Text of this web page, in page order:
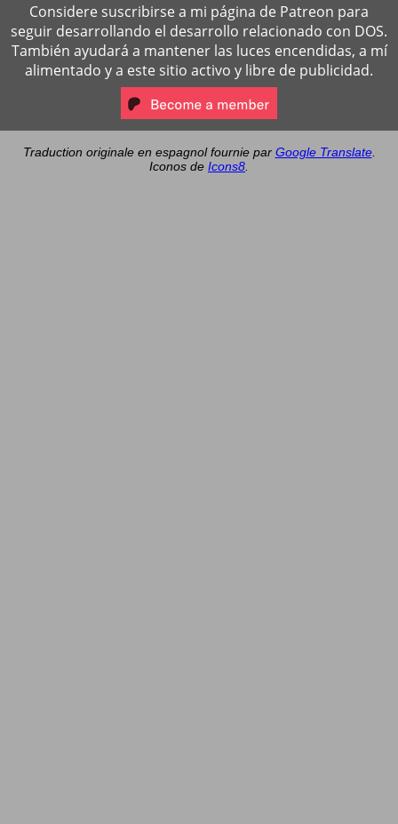
Considere suscribirse a mi página de Patreon para
seguir desarrollando el desarrollo relacionado con DOS.
También ayudará a mantener las luces encendidas, a mí
alimentado y a este sitio activo y libre de publicidad.
Traduction originale en espagnol fournie par Google Translate.
Iconos de Icons8